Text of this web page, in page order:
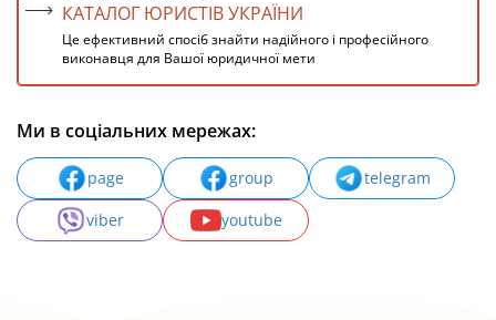
КАТАЛОГ ЮРИСТІВ УКРАЇНИ
Це ефективний спосіб знайти надійного і професійного
виконавця для Вашої юридичної мети
Ми в соціальних мережах:
page group
telegram
viber
youtube